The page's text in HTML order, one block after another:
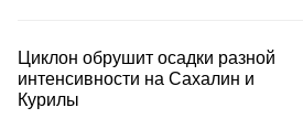
Циклон обрушит осадки разной
интенсивности на Сахалин и
Курилы